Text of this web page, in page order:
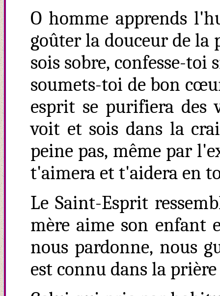
O homme apprends
goûter la douceur de la
sois sobre, confesse-toi
soumets-toi de bon
esprit se purifiera des
voit et sois dans la
peine pas, même par
t'aimera et t'aidera en
Le Saint-Esprit
mère aime son enfant
nous pardonne, nous
est connu dans la